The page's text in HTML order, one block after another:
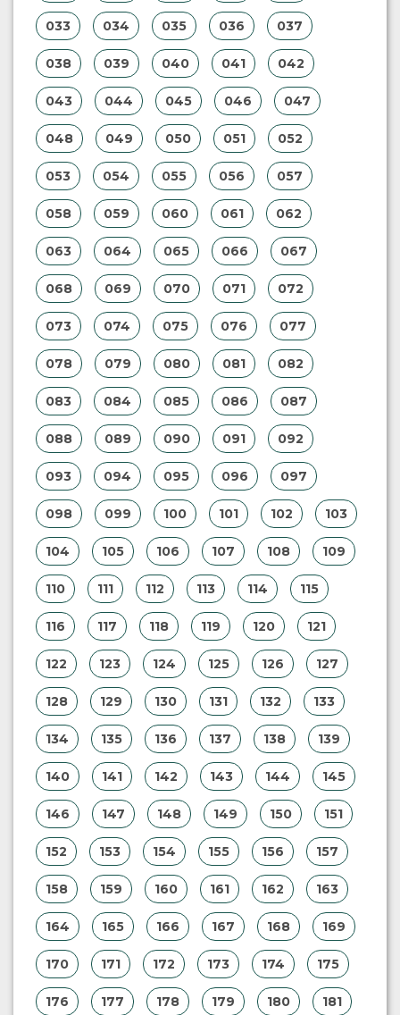
033 034 035 036 037
038 039 040 041 042
043 044 045 046 047
048 049 050 051 052
053 054 055 056 057
058 059 060 061 062
063 064 065 066 067
068 069 070 071 072
073 074 075 076 077
078 079 080 081 082
083 084 085 086 087
088 089 090 091 092
093 094 095 096 097
098 099 100 101 102 103
104 105 106 107 108 109
110 111 112 113 114 115
116 117 118 119 120 121
122 123 124 125 126 127
128 129 130 131 132 133
134 135 136 137 138 139
140 141 142 143 144 145
146 147 148 149 150 151
152 153 154 155 156 157
158 159 160 161 162 163
164 165 166 167 168 169
170 171 172 173 174 175
176 177 178 179 180 181